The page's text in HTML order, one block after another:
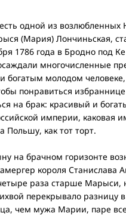
одной из возлюбленных
(Мария) Лончиньская,
1786 года в Бродно под
многочисленные
богатым молодом
понравиться
на брак: красивый и
империи, каковая
Польшу, как тот торт.
на брачном горизонте
короля Станислава
раза старше
перекрывало разницу
чем мужа Марии, паре